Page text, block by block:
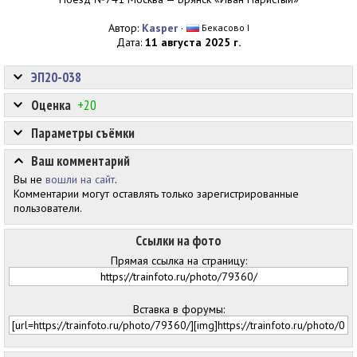
Автор: Kasper· Бекасово I
Дата: 11 августа 2025 г.
Оценка +20
Ссылки на фото
Прямая ссылка на страницу:
Вставка в форумы:
ЭП20-038
Параметры съёмки
Ваш комментарий
Вы не вошли на сайт.
Комментарии могут оставлять только зарегистрированные
пользователи.